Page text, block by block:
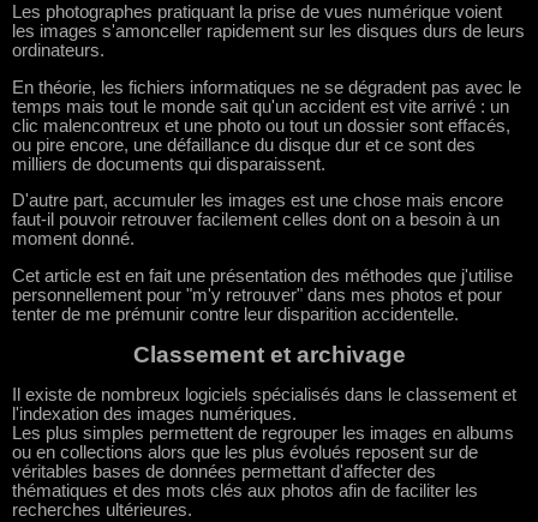
Les photographes pratiquant la prise de vues numérique voient
les images s'amonceller rapidement sur les disques durs de leurs
ordinateurs.
En théorie, les fichiers informatiques ne se dégradent pas avec le
temps mais tout le monde sait qu'un accident est vite arrivé : un
clic malencontreux et une photo ou tout un dossier sont effacés,
ou pire encore, une défaillance du disque dur et ce sont des
milliers de documents qui disparaissent.
D'autre part, accumuler les images est une chose mais encore
faut-il pouvoir retrouver facilement celles dont on a besoin à un
moment donné.
Cet article est en fait une présentation des méthodes que j'utilise
personnellement pour "m'y retrouver" dans mes photos et pour
tenter de me prémunir contre leur disparition accidentelle.
Classement et archivage
Il existe de nombreux logiciels spécialisés dans le classement et
l'indexation des images numériques.
Les plus simples permettent de regrouper les images en albums
ou en collections alors que les plus évolués reposent sur de
véritables bases de données permettant d'affecter des
thématiques et des mots clés aux photos afin de faciliter les
recherches ultérieures.